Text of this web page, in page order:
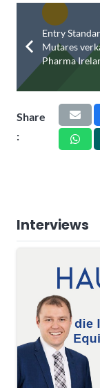
Entry
Mutares
Pharma
Share
:
Interviews